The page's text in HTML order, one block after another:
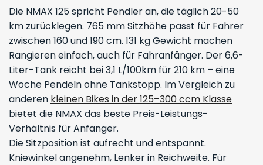
Die NMAX 125 spricht Pendler an, die täglich 20-50
km zurücklegen. 765 mm Sitzhöhe passt für Fahrer
zwischen 160 und 190 cm. 131 kg Gewicht machen
Rangieren einfach, auch für Fahranfänger. Der 6,6-
Liter-Tank reicht bei 3,1 L/100km für 210 km – eine
Woche Pendeln ohne Tankstopp. Im Vergleich zu
anderen kleinen Bikes in der 125–300 ccm Klasse
bietet die NMAX das beste Preis-Leistungs-
Verhältnis für Anfänger.
Die Sitzposition ist aufrecht und entspannt.
Kniewinkel angenehm, Lenker in Reichweite. Für